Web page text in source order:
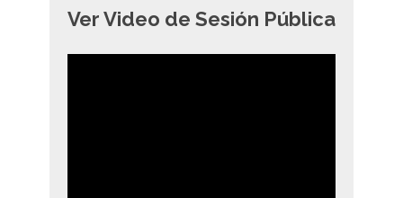
Ver Video de Sesión Pública